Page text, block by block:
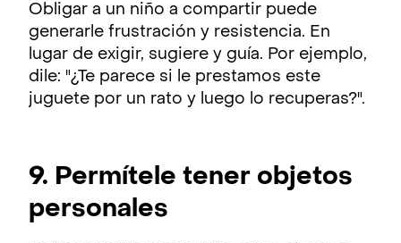
Obligar a un niño a compartir puede
generarle frustración y resistencia. En
lugar de exigir, sugiere y guía. Por ejemplo,
dile: "¿Te parece si le prestamos este
juguete por un rato y luego lo recuperas?".
9. Permítele tener objetos
personales